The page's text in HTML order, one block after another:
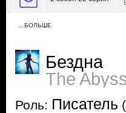
…БОЛЬШЕ
Бездна
The
Роль: Писатель